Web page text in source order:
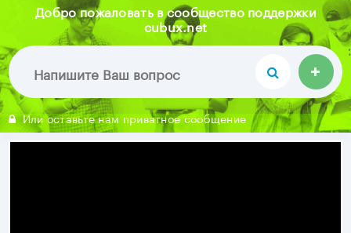
Добро пожаловать в сообщество поддержки
cubux.net
Или оставьте нам приватное сообщение